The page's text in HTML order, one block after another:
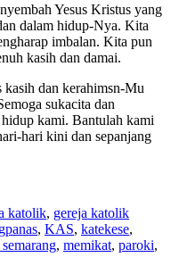
Yesus Kristus yang
dalam hidup-Nya. Kita
imbalan. Kita pun
kasih dan damai.
kasih dan kerahimsn-Mu
sukacita dan
kami. Bantulah kami
hari kini dan sepanjang
katolik, gereja katolik
, KAS, katekese,
, memikat, paroki,